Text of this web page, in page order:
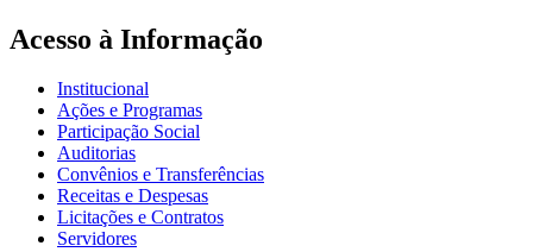
Acesso à Informação
Institucional
Ações e Programas
Participação Social
Auditorias
Convênios e Transferências
Receitas e Despesas
Licitações e Contratos
Servidores